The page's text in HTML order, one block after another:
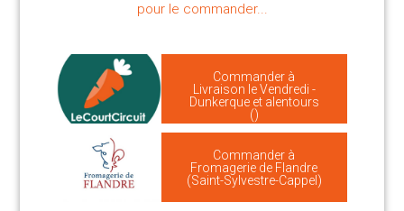
pour le commander...
Commander à
Livraison le Vendredi -
Dunkerque et alentours
()
Commander à
Fromagerie de Flandre
(Saint-Sylvestre-Cappel)